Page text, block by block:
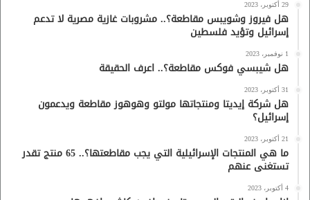
29 أكتوبر، 2023
هل فيروز وشويبس مقاطعة؟.. مشروبات غازية مصرية لا تدعم
إسرائيل وتؤيد فلسطين
1 نوفمبر، 2023
هل شيبسي فوكس مقاطعة؟.. اعرف الحقيقة
31 أكتوبر، 2023
هل شركة إيديتا ومنتجاتها مولتو وهوهوز مقاطعة ويدعمون
إسرائيل؟
21 أكتوبر، 2023
ما هي المنتجات الإسرائيلية التي يجب مقاطعتها؟.. 65 منتج تقدر
تستغنى عنهم
4 أكتوبر، 2023